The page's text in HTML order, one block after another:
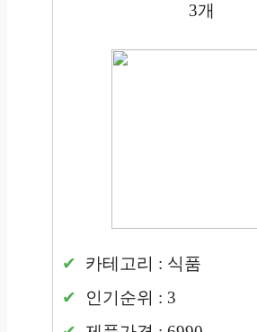
3개
카테고리 : 식품
인기순위 : 3